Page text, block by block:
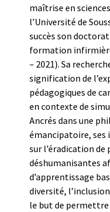
maîtrise en
l’Université de
succès son
formation
– 2021). Sa
signification de
pédagogiques de
en contexte de
Ancrés dans une
émancipatoire,
sur l’éradication
déshumanisantes
d’apprentissage
diversité,
le but de permettre